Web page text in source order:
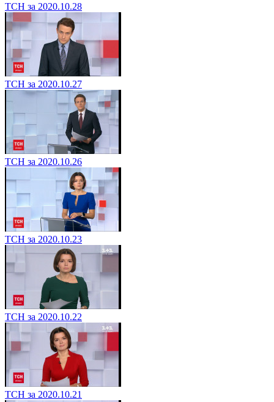
ТСН за 2020.10.28
ТСН за 2020.10.27
ТСН за 2020.10.26
ТСН за 2020.10.23
ТСН за 2020.10.22
ТСН за 2020.10.21